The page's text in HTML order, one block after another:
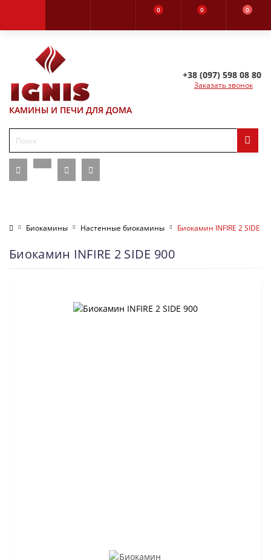
0 0 0
КАМИНЫ И ПЕЧИ ДЛЯ ДОМА
+38 (097) 598 08 80
Заказать звонок
Биокамины Настенные биокамины Биокамин INFIRE 2 SIDE
Биокамин INFIRE 2 SIDE 900